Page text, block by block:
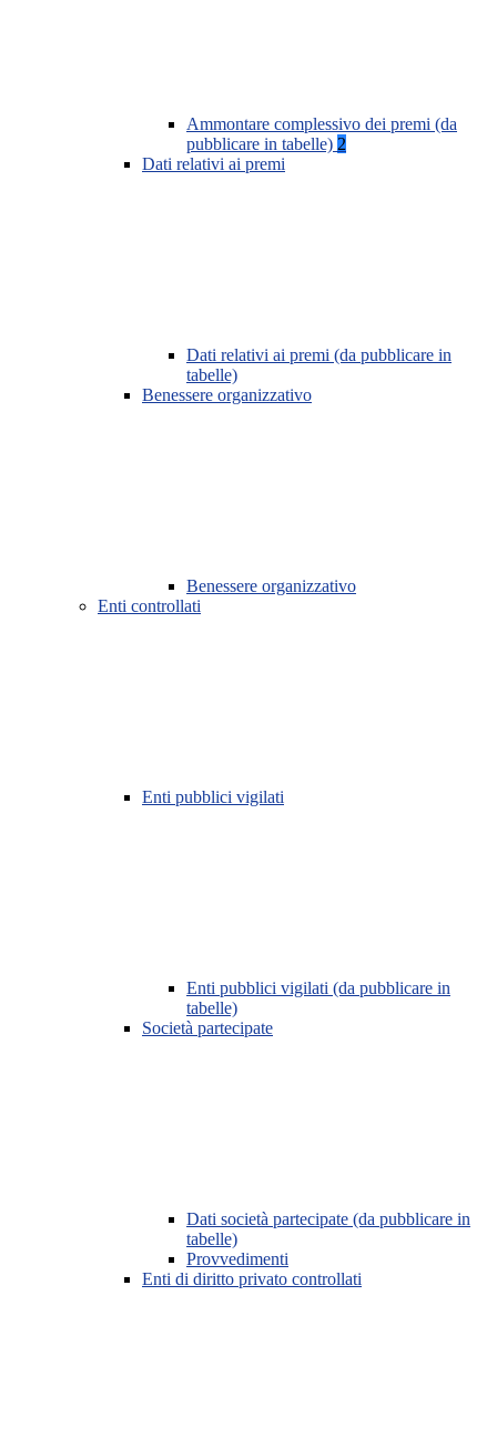
Ammontare complessivo dei premi (da
pubblicare in tabelle) 2
Dati relativi ai premi
Dati relativi ai premi (da pubblicare in
tabelle)
Benessere organizzativo
Benessere organizzativo
Enti controllati
Enti pubblici vigilati
Enti pubblici vigilati (da pubblicare in
tabelle)
Società partecipate
Dati società partecipate (da pubblicare in
tabelle)
Provvedimenti
Enti di diritto privato controllati